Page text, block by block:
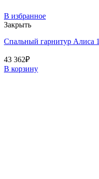
В избранное
Закрыть
Спальный гарнитур Алиса 1
43 362₽
В корзину